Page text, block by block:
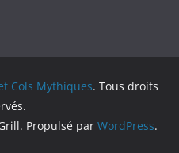
Cols Mythiques. Tous droits
Propulsé par WordPress.